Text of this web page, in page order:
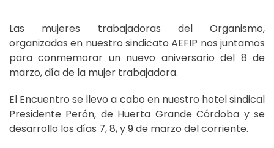
Las mujeres trabajadoras del Organismo,
organizadas en nuestro sindicato AEFIP nos juntamos
para conmemorar un nuevo aniversario del 8 de
marzo, día de la mujer trabajadora.
El Encuentro se llevo a cabo en nuestro hotel sindical
Presidente Perón, de Huerta Grande Córdoba y se
desarrollo los días 7, 8, y 9 de marzo del corriente.